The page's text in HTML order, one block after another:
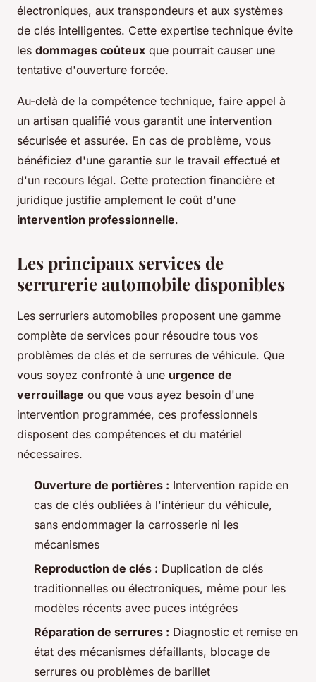
électroniques, aux transpondeurs et aux systèmes
de clés intelligentes. Cette expertise technique évite
les dommages coûteux que pourrait causer une
tentative d'ouverture forcée.
Au-delà de la compétence technique, faire appel à
un artisan qualifié vous garantit une intervention
sécurisée et assurée. En cas de problème, vous
bénéficiez d'une garantie sur le travail effectué et
d'un recours légal. Cette protection financière et
juridique justifie amplement le coût d'une
intervention professionnelle.
Les principaux services de
serrurerie automobile disponibles
Les serruriers automobiles proposent une gamme
complète de services pour résoudre tous vos
problèmes de clés et de serrures de véhicule. Que
vous soyez confronté à une urgence de
verrouillage ou que vous ayez besoin d'une
intervention programmée, ces professionnels
disposent des compétences et du matériel
nécessaires.
Ouverture de portières : Intervention rapide en
cas de clés oubliées à l'intérieur du véhicule,
sans endommager la carrosserie ni les
mécanismes
Reproduction de clés : Duplication de clés
traditionnelles ou électroniques, même pour les
modèles récents avec puces intégrées
Réparation de serrures : Diagnostic et remise en
état des mécanismes défaillants, blocage de
serrures ou problèmes de barillet